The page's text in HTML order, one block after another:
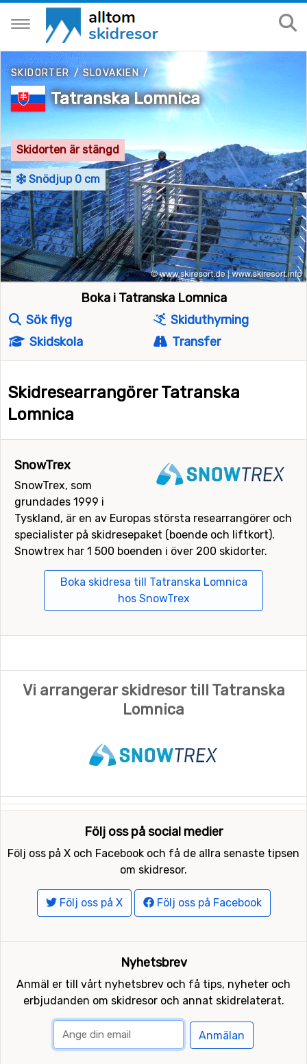
SKIDORTER/SLOVAKIEN/
Tatranska Lomnica
Skidorten är stängd
Snödjup 0 cm
Boka i Tatranska Lomnica
Sök flyg
Skiduthyrning
Skidskola
Transfer
Skidresearrangörer Tatranska
Lomnica
SnowTrex
SnowTrex, som
grundades 1999 i
Tyskland, är en av Europas största researrangörer och
specialister på skidresepaket (boende och liftkort).
Snowtrex har 1 500 boenden i över 200 skidorter.
Boka skidresa till Tatranska Lomnica
hos SnowTrex
Vi arrangerar skidresor till Tatranska
Lomnica
Följ oss på social medier
Följ oss på X och Facebook och få de allra senaste tipsen
om skidresor.
Följ oss på X Följ oss på Facebook
Nyhetsbrev
Anmäl er till vårt nyhetsbrev och få tips, nyheter och
erbjudanden om skidresor och annat skidrelaterat.
Anmälan